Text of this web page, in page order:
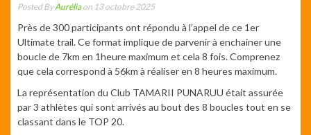
Posted ByAuréliaon 13 octobre 2025
Près de 300 participants ont répondu à l’appel de ce 1er
Ultimate trail. Ce format implique de parvenir à enchainer une
boucle de 7km en 1heure maximum et cela 8 fois. Comprenez
que cela correspond à 56km à réaliser en 8 heures maximum.
La représentation du Club TAMARII PUNARUU était assurée
par 3 athlètes qui sont arrivés au bout des 8 boucles tout en se
classant dans le TOP 20.